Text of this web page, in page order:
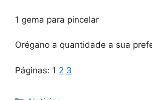
1 gema para pincelar
Orégano a quantidade a sua
Páginas: 1 2 3